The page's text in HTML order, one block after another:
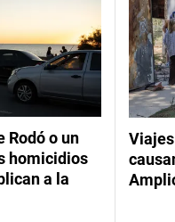
Rodó o un
homicidios
a la